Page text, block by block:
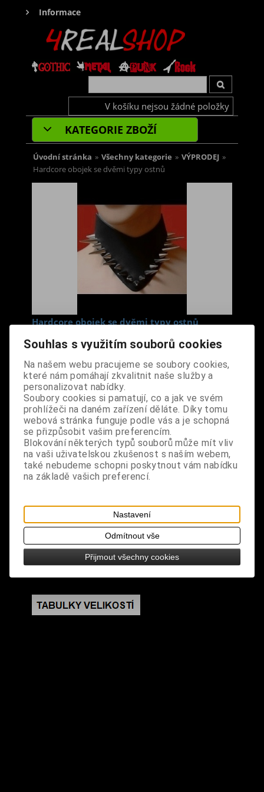
Informace
V košíku nejsou žádné položky
KATEGORIE ZBOŽÍ
Úvodní stránka » Všechny kategorie » VÝPRODEJ »
Hardcore obojek se dvěmi typy ostnů
Hardcore obojek se dvěmi typy ostnů
Cena s DPH: 590 Kč
Dodání dny:skladem
ks
Koupit
Tabulky velikostí: zde
Výrobce:import UK
Katalogové číslo: DORHOBOBPUS0779
Záruka (měsíců):24
Dotaz na výrobek
Tisk
design: černá barva, 8 kovových ostnů o výšce 1,3
cm a 7 ostnů o výšce 2,8 cm, zapínání na patent
rozměry: šířka 2-7,5 cm, celková délka 41,5 cm
Souhlas s využitím souborů cookies
Na našem webu pracujeme se soubory cookies,
které nám pomáhají zkvalitnit naše služby a
personalizovat nabídky.
Soubory cookies si pamatují, co a jak ve svém
prohlížeči na daném zařízení děláte. Díky tomu
webová stránka funguje podle vás a je schopná
se přizpůsobit vašim preferencím.
Blokování některých typů souborů může mít vliv
na vaši uživatelskou zkušenost s naším webem,
také nebudeme schopni poskytnout vám nabídku
na základě vašich preferencí.
Nastavení
Odmítnout vše
Přijmout všechny cookies